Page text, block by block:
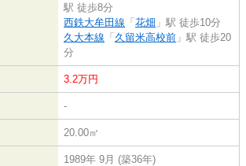
駅 徒歩8分
西鉄大牟田線 「 花畑 」駅 徒歩10分
久大本線 「 久留米高校前 」駅 徒歩20
分
3.2万円
-
20.00㎡
1989年 9月 (築36年)